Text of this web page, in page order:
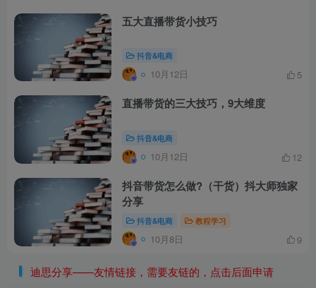
五大直播带货小技巧
抖音&电商
10月12日 5
直播带货的三大技巧，9大维度
抖音&电商
10月12日 12
抖音带货怎么做?（干货）抖大师独家
分享
抖音&电商 教程学习
10月8日 9
迪思分享——友情链接，需要友链的，点击后面申请